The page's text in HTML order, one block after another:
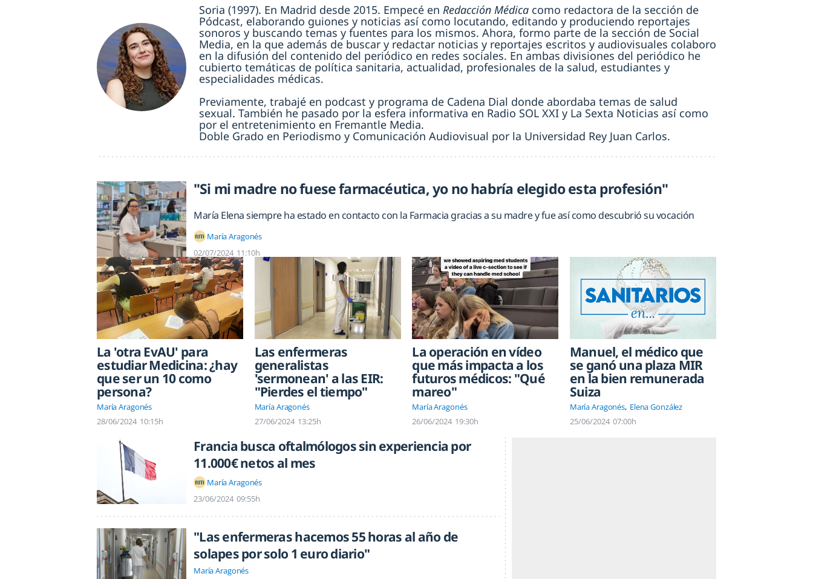
Soria (1997). En Madrid desde 2015. Empecé en Redacción Médica como redactora de la sección de
Pódcast, elaborando guiones y noticias así como locutando, editando y produciendo reportajes
sonoros y buscando temas y fuentes para los mismos. Ahora, formo parte de la sección de Social
Media, en la que además de buscar y redactar noticias y reportajes escritos y audiovisuales colaboro
en la difusión del contenido del periódico en redes sociales. En ambas divisiones del periódico he
cubierto temáticas de política sanitaria, actualidad, profesionales de la salud, estudiantes y
especialidades médicas.
Previamente, trabajé en podcast y programa de Cadena Dial donde abordaba temas de salud
sexual. También he pasado por la esfera informativa en Radio SOL XXI y La Sexta Noticias así como
por el entretenimiento en Fremantle Media.
Doble Grado en Periodismo y Comunicación Audiovisual por la Universidad Rey Juan Carlos.
"Si mi madre no fuese farmacéutica, yo no habría elegido esta profesión"
María Elena siempre ha estado en contacto con la Farmacia gracias a su madre y fue así como descubrió su vocación
María Aragonés
02/07/2024 11:10h
La 'otra EvAU' para
estudiar Medicina: ¿hay
que ser un 10 como
persona?
María Aragonés
28/06/2024 10:15h
Las enfermeras
generalistas
'sermonean' a las EIR:
"Pierdes el tiempo"
María Aragonés
27/06/2024 13:25h
La operación en vídeo
que más impacta a los
futuros médicos: "Qué
mareo"
María Aragonés
26/06/2024 19:30h
Manuel, el médico que
se ganó una plaza MIR
en la bien remunerada
Suiza
María Aragonés Elena González
25/06/2024 07:00h
Francia busca oftalmólogos sin experiencia por
11.000€ netos al mes
María Aragonés
23/06/2024 09:55h
"Las enfermeras hacemos 55 horas al año de
solapes por solo 1 euro diario"
María Aragonés